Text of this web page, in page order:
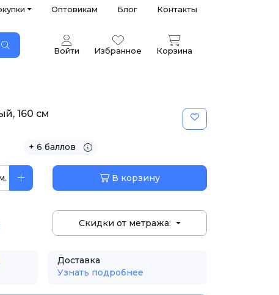
Оптовикам Блог Контакты
Войти Избранное Корзина
160 см
+ 6 баллов
В корзину
Скидки от метража:
Доставка
Узнать подробнее